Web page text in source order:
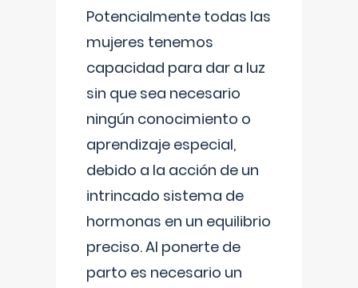
Potencialmente todas las
mujeres tenemos
capacidad para dar a luz
sin que sea necesario
ningún conocimiento o
aprendizaje especial,
debido a la acción de un
intrincado sistema de
hormonas en un equilibrio
preciso. Al ponerte de
parto es necesario un